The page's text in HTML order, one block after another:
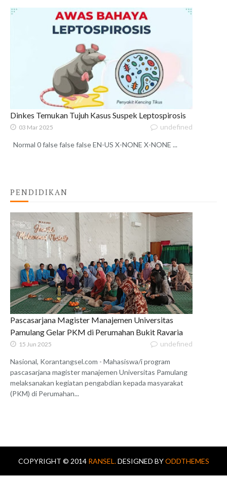
Dinkes Temukan Tujuh Kasus Suspek Leptospirosis
03 Mar 2025 undefined
Normal 0 false false false EN-US X-NONE X-NONE ...
PENDIDIKAN
Pascasarjana Magister Manajemen Universitas
Pamulang Gelar PKM di Perumahan Bukit Ravaria
15 Jun 2025 undefined
Nasional, Korantangsel.com - Mahasiswa/i program
pascasarjana magister manajemen Universitas Pamulang
melaksanakan kegiatan pengabdian kepada masyarakat
(PKM) di Perumahan...
COPYRIGHT © 2014 RANSEL.DESIGNED BYODDTHEMES